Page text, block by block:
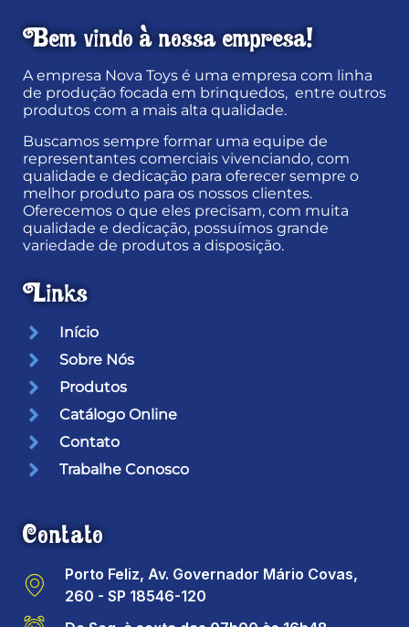
Bem vindo à nossa empresa!
A empresa Nova Toys é uma empresa com linha
de produção focada em brinquedos, entre outros
produtos com a mais alta qualidade.
Buscamos sempre formar uma equipe de
representantes comerciais vivenciando, com
qualidade e dedicação para oferecer sempre o
melhor produto para os nossos clientes.
Oferecemos o que eles precisam, com muita
qualidade e dedicação, possuímos grande
variedade de produtos a disposição.
Links
Início
Sobre Nós
Produtos
Catálogo Online
Contato
Trabalhe Conosco
Contato
Porto Feliz, Av. Governador Mário Covas,
260 - SP 18546-120